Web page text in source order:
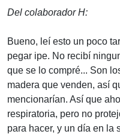
Del colaborador H:
Bueno, leí esto un poco
pegar ipe. No recibí
que se lo compré... Son
madera que venden, así
mencionarían. Así que
respiratoria, pero no
para hacer, y un día en la